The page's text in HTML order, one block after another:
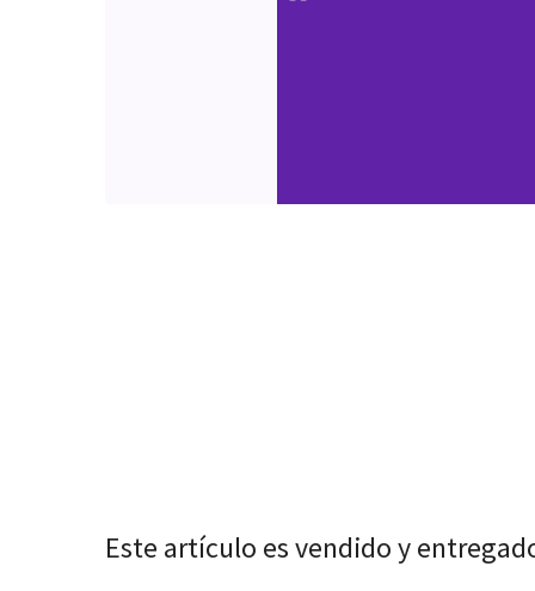
Este artículo es vendido y